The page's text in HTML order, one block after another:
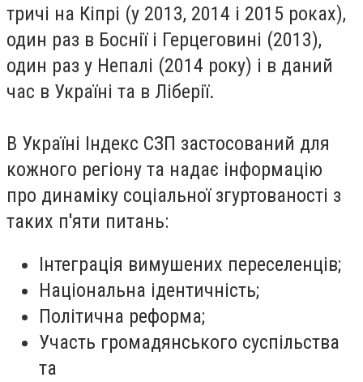
тричі на Кіпрі (у 2013, 2014 і 2015 роках),
один раз в Боснії і Герцеговині (2013),
один раз у Непалі (2014 року) і в даний
час в Україні та в Ліберії.
В Україні Індекс СЗП застосований для
кожного регіону та надає інформацію
про динаміку соціальної згуртованості з
таких п'яти питань:
Інтеграція вимушених переселенців;
Національна ідентичність;
Політична реформа;
Участь громадянського суспільства
та